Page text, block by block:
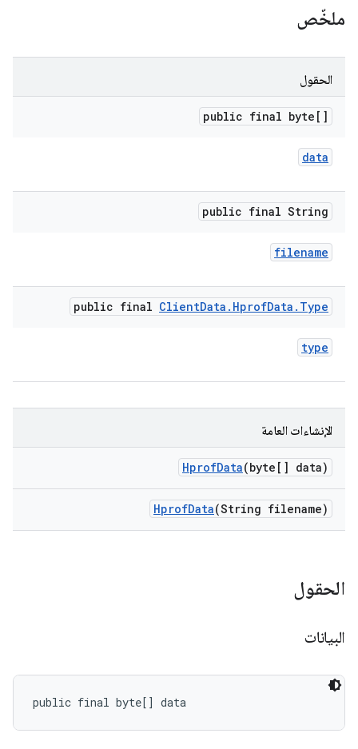
ملخّص
الحقول
public final byte[]
data
public final String
filename
public final ClientData . HprofData . Type
type
الإنشاءات العامة
HprofData(byte[] data)
HprofData(String filename)
الحقول
البيانات
public final byte[] data